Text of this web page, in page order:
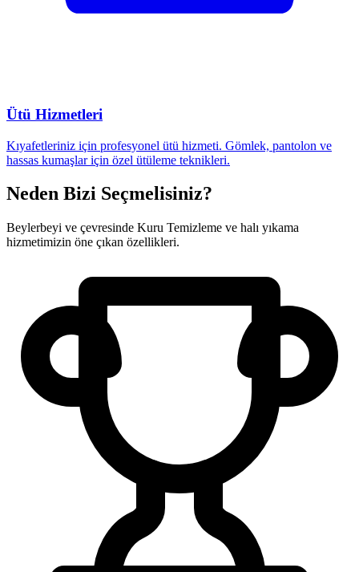
Ütü Hizmetleri
Kıyafetleriniz için profesyonel ütü hizmeti. Gömlek, pantolon ve
hassas kumaşlar için özel ütüleme teknikleri.
Neden Bizi Seçmelisiniz?
Beylerbeyi ve çevresinde Kuru Temizleme ve halı yıkama
hizmetimizin öne çıkan özellikleri.